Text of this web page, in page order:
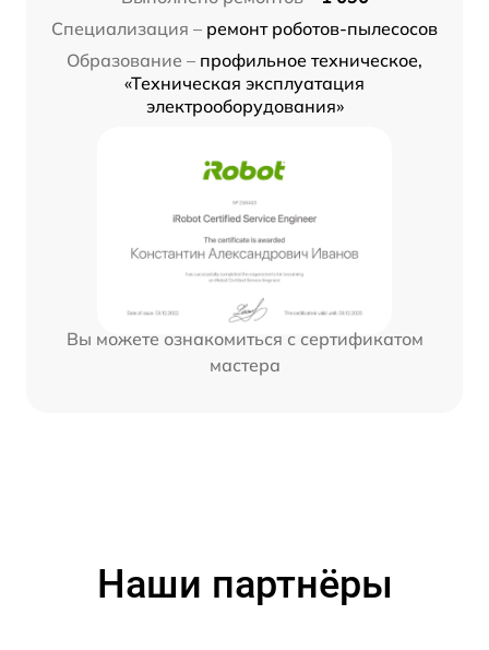
Специализация – ремонт роботов-пылесосов
Образование – профильное техническое,
«Техническая эксплуатация
электрооборудования»
Вы можете ознакомиться с сертификатом
мастера
Наши партнёры